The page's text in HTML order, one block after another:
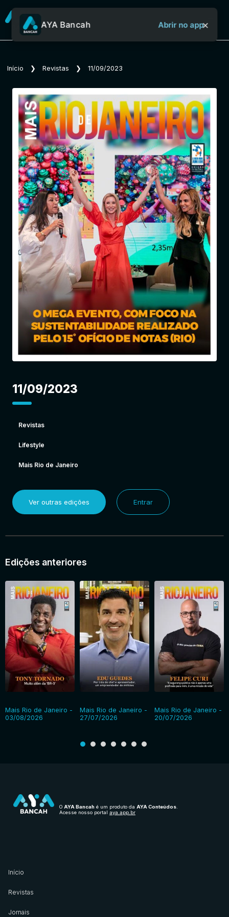
Sobre o Aya Bancah
Início
Revistas
Jornais
Notícias
AYA Bancah Abrir no app×
Início ❯ Revistas ❯ 11/09/2023
11/09/2023
Revistas
Lifestyle
Mais Rio de Janeiro
Ver outras edições Entrar
Edições anteriores
Mais Rio de Janeiro -
03/08/2026
Mais Rio de Janeiro -
27/07/2026
Mais Rio de Janeiro -
20/07/2026
O AYA Bancah é um produto da AYA Conteúdos
Acesse nosso portal aya.app.br
Início
Revistas
Jornais